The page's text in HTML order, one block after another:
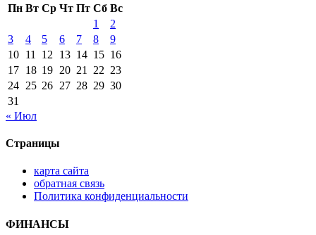
Пн Вт Ср Чт Пт Сб Вс
1
2
3
4 5 6 7 8
9
10 11 12 13 14 15 16
17 18 19 20 21 22 23
24 25 26 27 28 29 30
31
« Июл
Страницы
карта сайта
обратная связь
Политика конфиденциальности
ФИНАНСЫ